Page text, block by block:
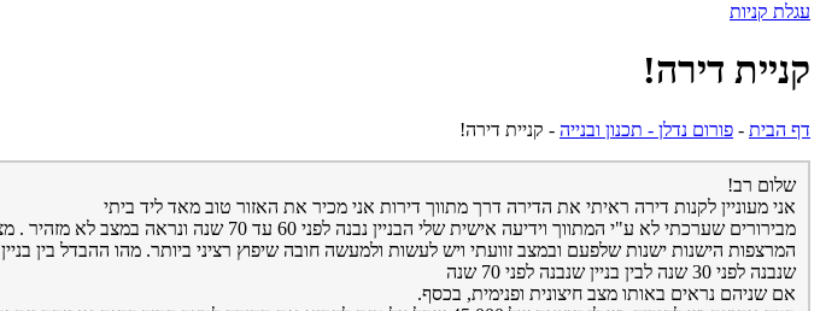
עגלת קניות
קניית דירה!
דף הבית - פורום נדלן - תכנון ובנייה - קניית דירה!
שלום רב!
אני מעוניין לקנות דירה ראיתי את הדירה דרך מתווך דירות אני מכיר את האזור טוב מאד ליד ביתי
המרצפות הישנות ישנות שלפעם ובמצב זוועתי ויש לעשות ולמעשה חובה שיפוץ רציני ביותר. מהו ההבדל בין בניין
שנבנה לפני 30 שנה לבין בניין שנבנה לפני 70 שנה
אם שניהם נראים באותו מצב חיצונית ופנימית, בכסף.